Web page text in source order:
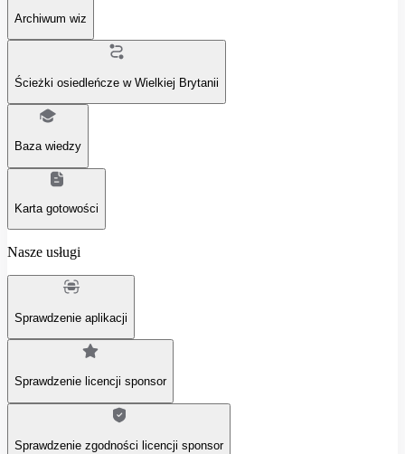
Archiwum wiz
Ścieżki osiedleńcze w Wielkiej Brytanii
Baza wiedzy
Karta gotowości
Nasze usługi
Sprawdzenie aplikacji
Sprawdzenie licencji sponsor
Sprawdzenie zgodności licencji sponsor